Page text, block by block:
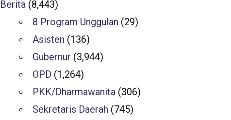
Berita (8,443)
8 Program Unggulan (29)
Asisten (136)
Gubernur (3,944)
OPD (1,264)
PKK/Dharmawanita (306)
Sekretaris Daerah (745)